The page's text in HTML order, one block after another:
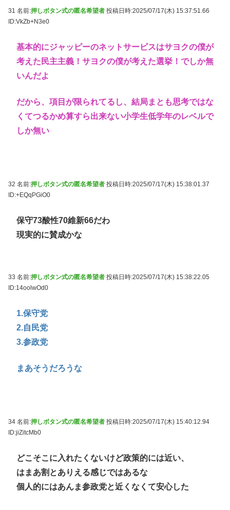
31 名前:押しボタン式の匿名希望者 投稿日時:2025/07/17(木) 15:37:51.66
ID:VkZb+N3e0
基本的にジャッピーのネットサービスはサヨクの僕が
考えた民主主義！サヨクの僕が考えた選挙！でしか無
いんだよ
だから、項目が限られてるし、結局まとも思考ではな
くてつるかめ算すら出来ない小学生低学年のレベルで
しか無い
32 名前:押しボタン式の匿名希望者 投稿日時:2025/07/17(木) 15:38:01.37
ID:+EQqPGiO0
保守73酸性70維新66だわ
現実的に賛成かな
33 名前:押しボタン式の匿名希望者 投稿日時:2025/07/17(木) 15:38:22.05
ID:14oolwOd0
1.保守党
2.自民党
3.参政党
まあそうだろうな
34 名前:押しボタン式の匿名希望者 投稿日時:2025/07/17(木) 15:40:12.94
ID:jiZitcMb0
どこそこに入れたくないけど政策的には近い、
はまあ割とありえる感じではあるな
個人的にはあんま参政党と近くなくて安心した